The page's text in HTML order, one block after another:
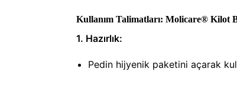
Kullanım Talimatları: Molicare® Kilot
1. Hazırlık:
Pedin hijyenik paketini açarak